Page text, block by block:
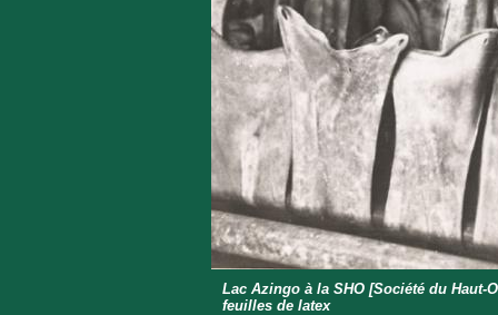
Lac Azingo à la SHO [Société du Haut-
feuilles de latex